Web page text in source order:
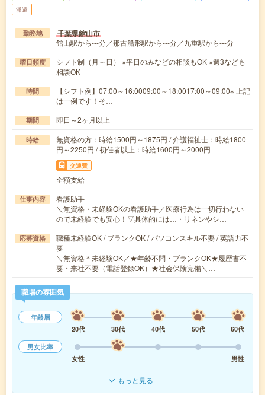
派遣
勤務地 千葉県館山市
館山駅から---分／那古船形駅から---分／九重駅から---分
曜日頻度
シフト制（月～日） ※平日のみなどの相談もOK ※週3なども
相談OK
時間
【シフト例】07:00～16:0009:00～18:0017:00～09:00※ 上記
は一例です！そ…
期間 即日～2ヶ月以上
時給
無資格の方：時給1500円～1875円 / 介護福祉士：時給1800
円～2250円 / 初任者以上：時給1600円～2000円
交通費
全額支給
仕事内容
看護助手
＼無資格・未経験OKの看護助手／医療行為は一切行わない
ので未経験でも安心！▽具体的には…・リネンやシ…
応募資格
職種未経験OK / ブランクOK / パソコンスキル不要 / 英語力不
要
＼無資格＊未経験OK／★年齢不問・ブランクOK★履歴書不
要・来社不要（電話登録OK）★社会保険完備＼…
職場の雰囲気
年齢層
20代
30代 40代 50代
60代
男女比率
女性
男性
もっと見る